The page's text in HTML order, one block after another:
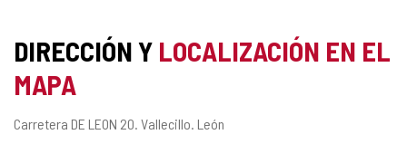
DIRECCIÓN Y LOCALIZACIÓN EN EL
MAPA
Dirección
Carretera DE LEON 20. Vallecillo. León